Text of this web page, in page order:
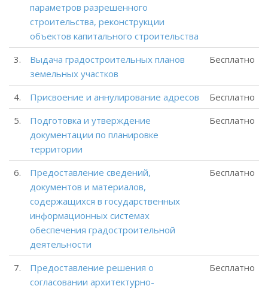
параметров разрешенного
строительства, реконструкции
объектов капитального строительства
3.
Выдача градостроительных планов
земельных участков
Бесплатно
4. Присвоение и аннулирование адресов
Бесплатно
5.
Подготовка и утверждение
документации по планировке
территории
Бесплатно
6.
Предоставление сведений,
документов и материалов,
содержащихся в государственных
информационных системах
обеспечения градостроительной
деятельности
Бесплатно
7.
Предоставление решения о
согласовании архитектурно-
Бесплатно